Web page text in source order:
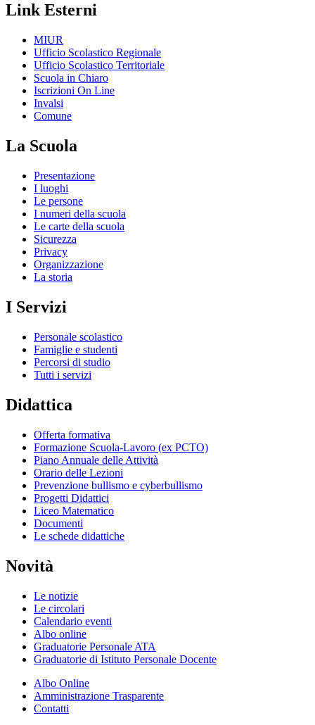
Link Esterni
MIUR
Ufficio Scolastico Regionale
Ufficio Scolastico Territoriale
Scuola in Chiaro
Iscrizioni On Line
Invalsi
Comune
La Scuola
Presentazione
I luoghi
Le persone
I numeri della scuola
Le carte della scuola
Sicurezza
Privacy
Organizzazione
La storia
I Servizi
Personale scolastico
Famiglie e studenti
Percorsi di studio
Tutti i servizi
Didattica
Offerta formativa
Formazione Scuola-Lavoro (ex PCTO)
Piano Annuale delle Attività
Orario delle Lezioni
Prevenzione bullismo e cyberbullismo
Progetti Didattici
Liceo Matematico
Documenti
Le schede didattiche
Novità
Le notizie
Le circolari
Calendario eventi
Albo online
Graduatorie Personale ATA
Graduatorie di Istituto Personale Docente
Albo Online
Amministrazione Trasparente
Contatti